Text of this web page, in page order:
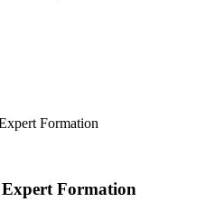
Formation
Formation